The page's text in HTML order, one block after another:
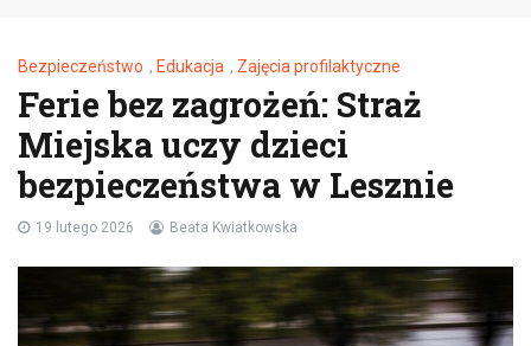
Bezpieczeństwo , Edukacja , Zajęcia profilaktyczne
Ferie bez zagrożeń: Straż
Miejska uczy dzieci
bezpieczeństwa w Lesznie
19 lutego 2026 Beata Kwiatkowska